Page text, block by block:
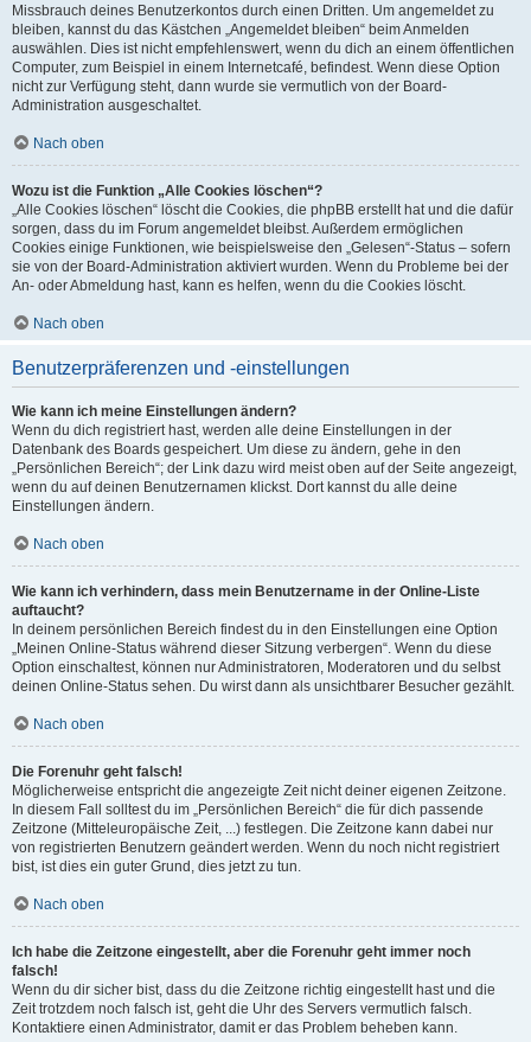
Missbrauch deines Benutzerkontos durch einen Dritten. Um angemeldet zu
bleiben, kannst du das Kästchen „Angemeldet bleiben“ beim Anmelden
auswählen. Dies ist nicht empfehlenswert, wenn du dich an einem öffentlichen
Computer, zum Beispiel in einem Internetcafé, befindest. Wenn diese Option
nicht zur Verfügung steht, dann wurde sie vermutlich von der Board-
Administration ausgeschaltet.
Nach oben
Wozu ist die Funktion „Alle Cookies löschen“?
„Alle Cookies löschen“ löscht die Cookies, die phpBB erstellt hat und die dafür
sorgen, dass du im Forum angemeldet bleibst. Außerdem ermöglichen
Cookies einige Funktionen, wie beispielsweise den „Gelesen“-Status – sofern
sie von der Board-Administration aktiviert wurden. Wenn du Probleme bei der
An- oder Abmeldung hast, kann es helfen, wenn du die Cookies löscht.
Nach oben
Benutzerpräferenzen und -einstellungen
Wie kann ich meine Einstellungen ändern?
Wenn du dich registriert hast, werden alle deine Einstellungen in der
Datenbank des Boards gespeichert. Um diese zu ändern, gehe in den
„Persönlichen Bereich“; der Link dazu wird meist oben auf der Seite angezeigt,
wenn du auf deinen Benutzernamen klickst. Dort kannst du alle deine
Einstellungen ändern.
Nach oben
Wie kann ich verhindern, dass mein Benutzername in der Online-Liste
auftaucht?
In deinem persönlichen Bereich findest du in den Einstellungen eine Option
„Meinen Online-Status während dieser Sitzung verbergen“. Wenn du diese
Option einschaltest, können nur Administratoren, Moderatoren und du selbst
deinen Online-Status sehen. Du wirst dann als unsichtbarer Besucher gezählt.
Nach oben
Die Forenuhr geht falsch!
Möglicherweise entspricht die angezeigte Zeit nicht deiner eigenen Zeitzone.
In diesem Fall solltest du im „Persönlichen Bereich“ die für dich passende
Zeitzone (Mitteleuropäische Zeit, ...) festlegen. Die Zeitzone kann dabei nur
von registrierten Benutzern geändert werden. Wenn du noch nicht registriert
bist, ist dies ein guter Grund, dies jetzt zu tun.
Nach oben
Ich habe die Zeitzone eingestellt, aber die Forenuhr geht immer noch
falsch!
Wenn du dir sicher bist, dass du die Zeitzone richtig eingestellt hast und die
Zeit trotzdem noch falsch ist, geht die Uhr des Servers vermutlich falsch.
Kontaktiere einen Administrator, damit er das Problem beheben kann.